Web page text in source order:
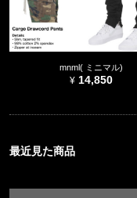
mnml( ミニマル)
14,850
最近見た商品